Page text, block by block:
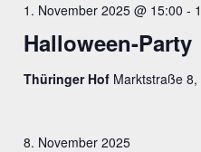
Halloween-Party
1. November 2025 @ 15:00 -
Thüringer Hof Marktstraße
8. November 2025